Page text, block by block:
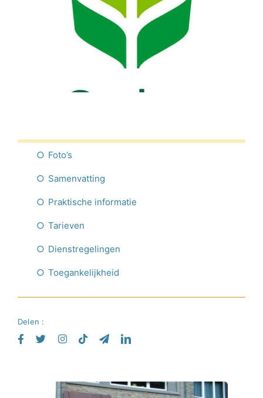
Foto’s
Samenvatting
Praktische informatie
Tarieven
Dienstregelingen
Toegankelijkheid
Delen :